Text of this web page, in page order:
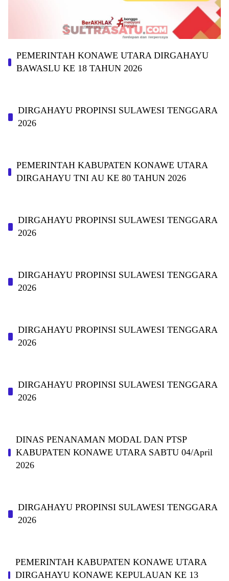
PEMERINTAH KONAWE UTARA DIRGAHAYU
BAWASLU KE 18 TAHUN 2026
DIRGAHAYU PROPINSI SULAWESI TENGGARA
2026
PEMERINTAH KABUPATEN KONAWE UTARA
DIRGAHAYU TNI AU KE 80 TAHUN 2026
DIRGAHAYU PROPINSI SULAWESI TENGGARA
2026
DIRGAHAYU PROPINSI SULAWESI TENGGARA
2026
DIRGAHAYU PROPINSI SULAWESI TENGGARA
2026
DIRGAHAYU PROPINSI SULAWESI TENGGARA
2026
DINAS PΕΝΑΝΑΜAN MODAL DAN PTSP
KABUPAΤΕΝ ΚΟNAWE UTARA SABTU 04/April
2026
DIRGAHAYU PROPINSI SULAWESI TENGGARA
2026
PEMERINTAH KABUPATEN KONAWE UTARA
DIRGAHAYU KONAWE KEPULAUAN KE 13